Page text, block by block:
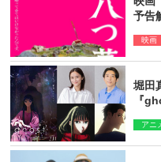
予告
映画
堀田
『
た」
アニ